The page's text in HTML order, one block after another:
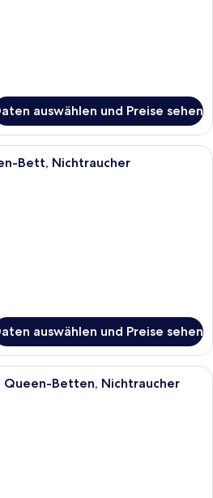
auswählen und Preise sehen
Ein Hotelzimmer mit einem großen
Bett, Nichtraucher
auswählen und Preise sehen
Ein Hotelzimmer mit einem großen
Queen-Betten, Nichtraucher